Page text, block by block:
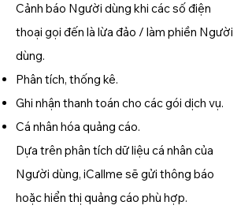
Cảnh báo Người dùng khi các số điện
thoại gọi đến là lừa đảo / làm phiền Người
dùng.
Phân tích, thống kê.
Ghi nhận thanh toán cho các gói dịch vụ.
Cá nhân hóa quảng cáo.
Dựa trên phân tích dữ liệu cá nhân của
Người dùng, iCallme sẽ gửi thông báo
hoặc hiển thị quảng cáo phù hợp.